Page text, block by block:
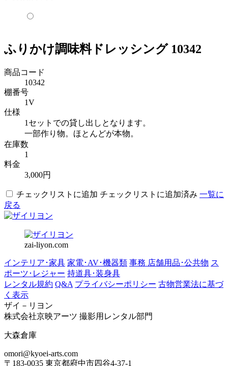
ふりかけ調味料ドレッシング 10342
商品コード
10342
棚番号
1V
仕様
1セットでの貸し出しとなります。
一部作り物。ほとんどが本物。
在庫数
1
料金
3,000円
チェックリストに追加 チェックリストに追加済み 一覧に
戻る
zai-liyon.com
インテリア･家具 家電･AV･機器類 事務 店舗用品･公共物 ス
ポーツ･レジャー 持道具･装身具
レンタル規約 Q&A プライバシーポリシー 古物営業法に基づ
く表示
ザイ－リヨン
株式会社京映アーツ 撮影用レンタル部門
大森倉庫
omori@kyoei-arts.com
〒183-0035 東京都府中市四谷4-37-1